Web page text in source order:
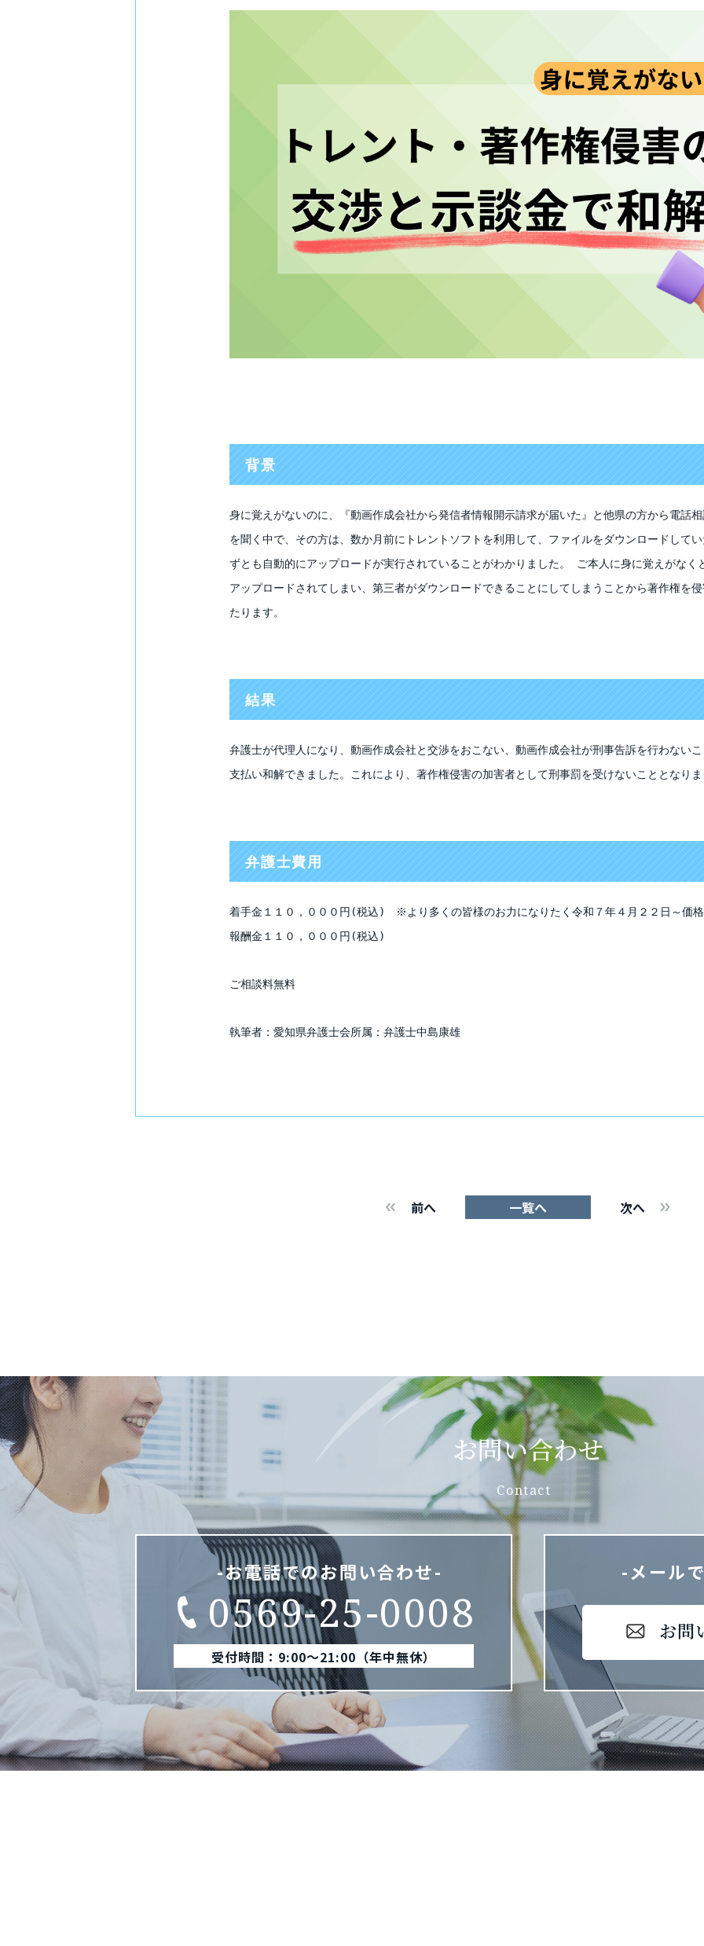
背景
身に覚えがないのに、『動画作成会社から発信者情報開示請求が届いた』と他県の方から電話
を聞く中で、その方は、数か月前にトレントソフトを利用して、ファイルをダウンロードして
ずとも自動的にアップロードが実行されていることがわかりました。 ご本人に身に覚えがなく
アップロードされてしまい、第三者がダウンロードできることにしてしまうことから著作権を
たります。
結果
弁護士が代理人になり、動画作成会社と交渉をおこない、動画作成会社が刑事告訴を行わない
支払い和解できました。これにより、著作権侵害の加害者として刑事罰を受けないこととなり
弁護士費用
着手金１１０，０００円(税込) ※より多くの皆様のお力になりたく令和７年４月２２日～価
報酬金１１０，０００円(税込)
ご相談料無料
執筆者：愛知県弁護士会所属：弁護士中島康雄
前へ 一覧へ 次へ
お問い合わせ
Contact
-お電話でのお問い合わせ-
0569-25-0008
受付時間：9:00〜21:00（年中無休）
-メール
お問